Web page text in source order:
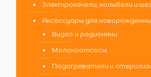
Электрокачели, колыбели и
Аксессуары для
Видео и радионяни
Молокоотсосы
Подогреватели и